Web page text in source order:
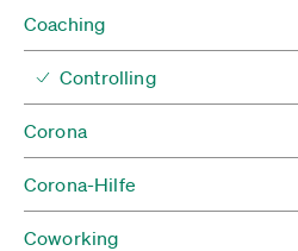
Coaching
Controlling
Corona
Corona-Hilfe
Coworking